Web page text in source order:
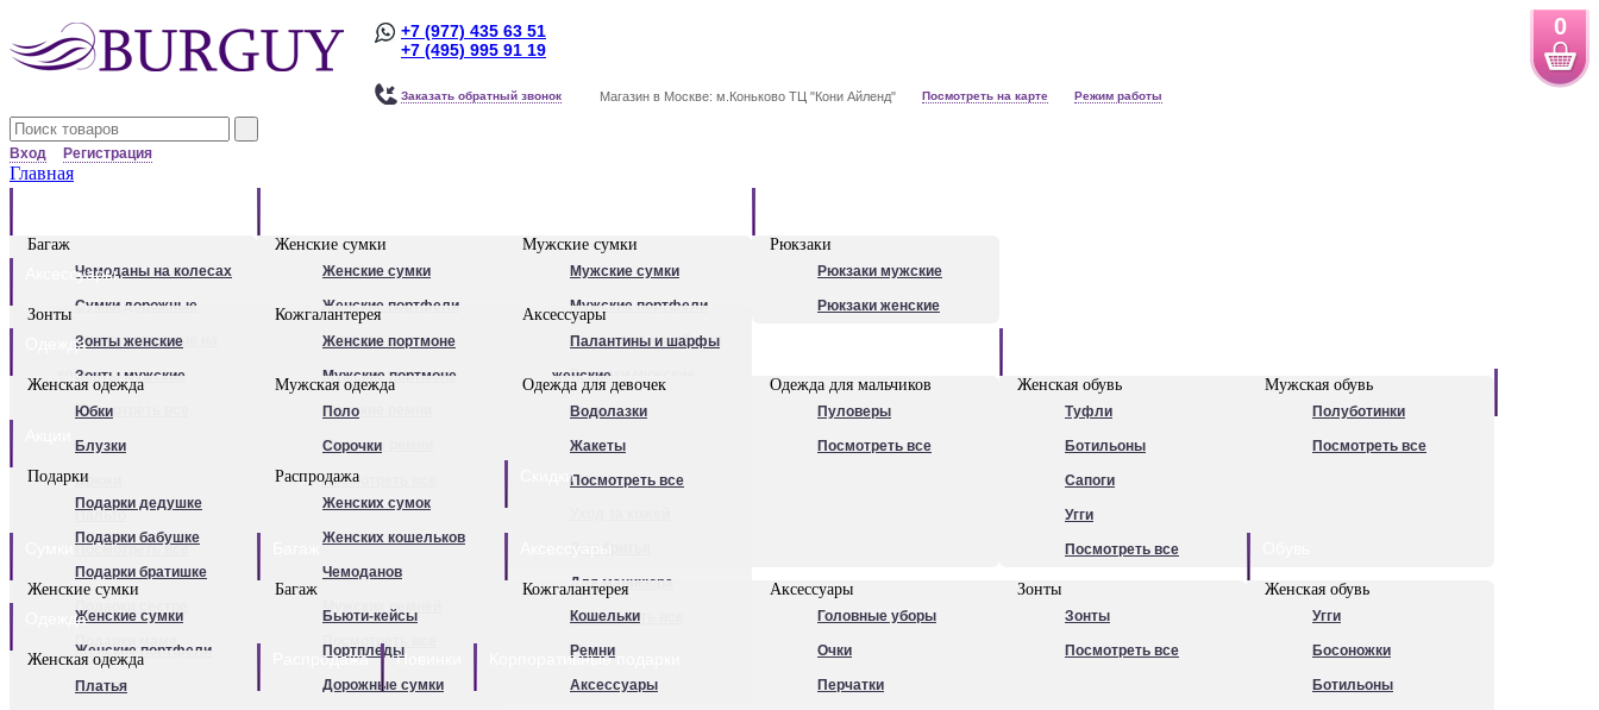
0
+7 (977) 435 63 51
+7 (495) 995 91 19
Заказать обратный звонок Магазин в Москве: м.Коньково ТЦ "Кони Айленд" Посмотреть на карте Режим работы
Вход Регистрация
Главная
Багаж
Чемоданы на колесах
Сумки дорожные
Сумки дорожные на
колесах.
Сумки - тележки
хозяйственные
Бьюти - кейсы
Кейс-пилоты
Портпледы
Чехлы для чемоданов
Чемоданы для детей
Термосумки
Посмотреть все
Женские сумки
Женские сумки
Женские портфели
Клатчи
Женские рюкзаки
Посмотреть все
Мужские сумки
Мужские сумки
Мужские портфели
Сумки для ноутбуков
Рюкзаки мужские
Посмотреть все
Рюкзаки
Рюкзаки мужские
Рюкзаки женские
Аксессуары
Зонты
Зонты женские
Зонты мужские
Посмотреть все
Кожгалантерея
Женские портмоне
Мужские портмоне
Женские ремни
Мужские ремни
Обложки для
автодокументов
Обложки для паспорта
Визитницы
Перчатки женские
Перчатки мужские
Посмотреть все
Аксессуары
Палантины и шарфы
женские
Очки
Ножи
Ручки
Для маникюра
Посмотреть все
Одежда
Женская одежда
Юбки
Блузки
Брюки
Пальто
Посмотреть все
Мужская одежда
Поло
Сорочки
Посмотреть все
Одежда для девочек
Водолазки
Жакеты
Посмотреть все
Одежда для мальчиков
Пуловеры
Посмотреть все
Женская обувь
Туфли
Ботильоны
Сапоги
Угги
Посмотреть все
Мужская обувь
Полуботинки
Посмотреть все
Подарки
Подарки дедушке
Подарки бабушке
Подарки братишке
Подарки сестре
Подарки маме
Распродажа
Женских сумок
Женских кошельков
Чемоданов
Мужских ремней
Посмотреть все
Скидки
Женские сумки
Женские сумки
Женские портфели
Клатчи
Багаж
Бьюти-кейсы
Портпледы
Дорожные сумки
Кожгалантерея
Кошельки
Ремни
Аксессуары
Аксессуары
Головные уборы
Очки
Перчатки
Зонты
Зонты
Посмотреть все
Женская обувь
Угги
Босоножки
Ботильоны
Одежда
Женская одежда
Платья
Распродажа Новинки Корпоративные подарки